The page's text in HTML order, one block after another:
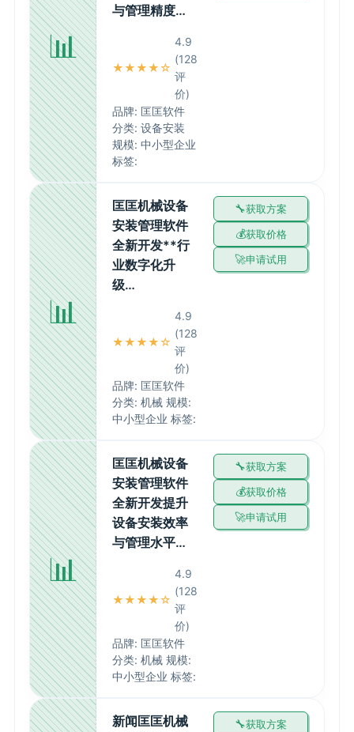
📊
与管理精度…
★★★★☆
4.9
(128
评
价)
品牌: 匡匡软件
分类: 设备安装
规模: 中小型企业
标签:
📊
匡匡机械设备
安装管理软件
全新开发**行
业数字化升
级…
★★★★☆
4.9
(128
评
价)
品牌: 匡匡软件
分类: 机械 规模:
中小型企业 标签:
获取方案
获取价格
申请试用
📊
匡匡机械设备
安装管理软件
全新开发提升
设备安装效率
与管理水平…
★★★★☆
4.9
(128
评
价)
品牌: 匡匡软件
分类: 机械 规模:
中小型企业 标签:
获取方案
获取价格
申请试用
新闻匡匡机械
获取方案